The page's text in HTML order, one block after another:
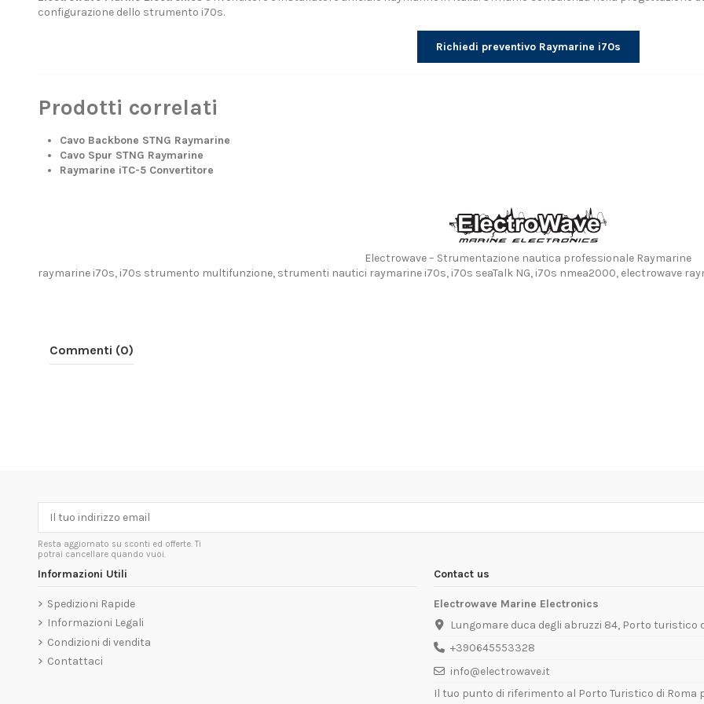
configurazione dello strumento i70s.
Richiedi preventivo Raymarine i70s
Prodotti correlati
Cavo Backbone STNG Raymarine
Cavo Spur STNG Raymarine
Raymarine iTC-5 Convertitore
Electrowave – Strumentazione nautica professionale Raymarine
raymarine i70s, i70s strumento multifunzione, strumenti nautici raymarine i70s, i70s seaTalk NG, i70s nmea2000, electrowave
Commenti (0)
Resta aggiornato su sconti ed offerte. Ti
potrai cancellare quando vuoi.
Informazioni Utili
Spedizioni Rapide
Informazioni Legali
Condizioni di vendita
Contattaci
Contact us
Electrowave Marine Electronics
Lungomare duca degli abruzzi 84, Porto turistico
+390645553328
info@electrowave.it
Il tuo punto di riferimento al Porto Turistico di Roma